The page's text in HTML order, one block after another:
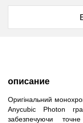
описание
Оригінальний
Anycubic Photon
забезпечуючи